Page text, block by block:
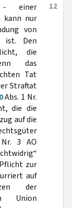
12
einer
kann nur
von
ist. Den
die
das
Tat
Straftat
Abs. 1 Nr.
die die
auf die
3 AO
zur
auf
der
Union